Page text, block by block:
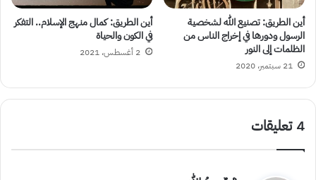
أين الطريق: تصنيع الله لشخصية
الرسول ودورها في إخراج الناس من
الظلمات إلى النور
21 سبتمبر، 2020
أين الطريق: كمال منهج الإسلام.. التفكر
في الكون والحياة
2 أغسطس، 2021
‫4 تعليقات